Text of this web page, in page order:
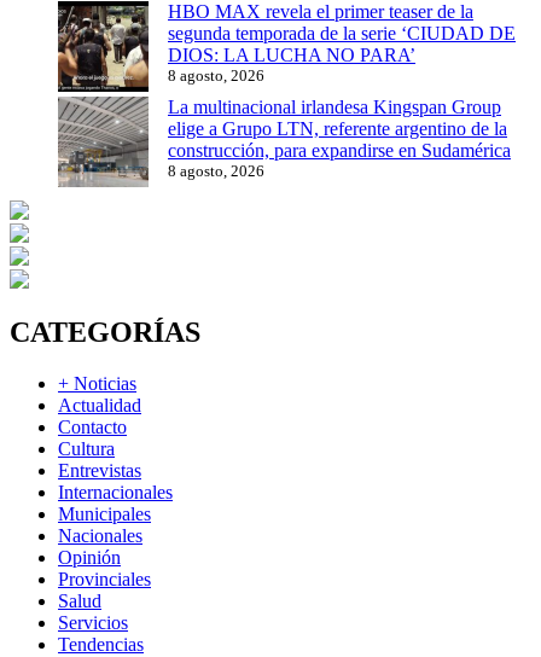
HBO MAX revela el primer teaser de la
segunda temporada de la serie ‘CIUDAD DE
DIOS: LA LUCHA NO PARA’
8 agosto, 2026
La multinacional irlandesa Kingspan Group
elige a Grupo LTN, referente argentino de la
construcción, para expandirse en Sudamérica
8 agosto, 2026
CATEGORÍAS
+ Noticias
Actualidad
Contacto
Cultura
Entrevistas
Internacionales
Municipales
Nacionales
Opinión
Provinciales
Salud
Servicios
Tendencias